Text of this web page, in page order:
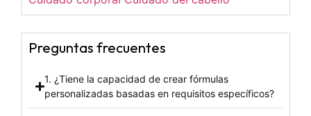
Preguntas frecuentes
1. ¿Tiene la capacidad de crear fórmulas
personalizadas basadas en requisitos específicos?